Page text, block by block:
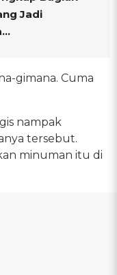
Jadi
gimana. Cuma
nampak
tersebut.
minuman itu di